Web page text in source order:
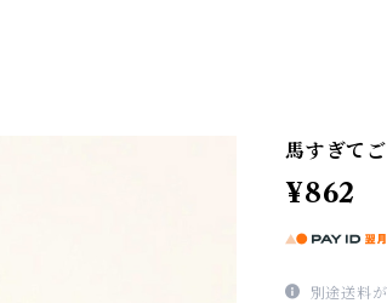
馬すぎて
¥862
別途送料